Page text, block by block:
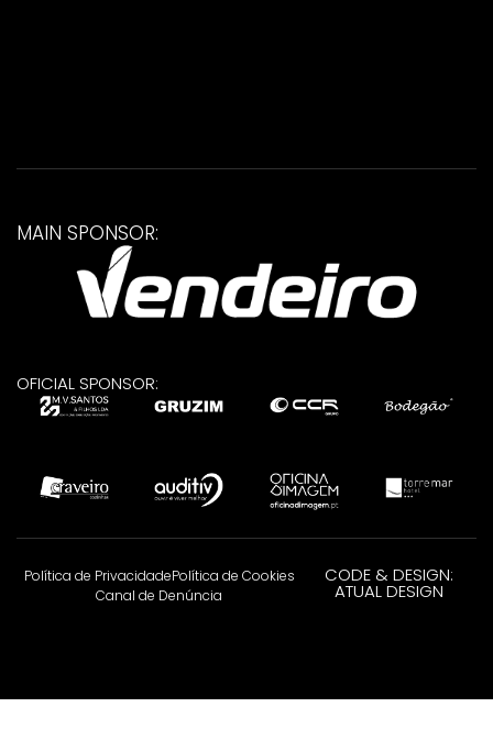
MAIN SPONSOR:
OFICIAL SPONSOR:
Política de PrivacidadePolítica de Cookies
Canal de Denúncia
CODE & DESIGN:
ATUAL DESIGN